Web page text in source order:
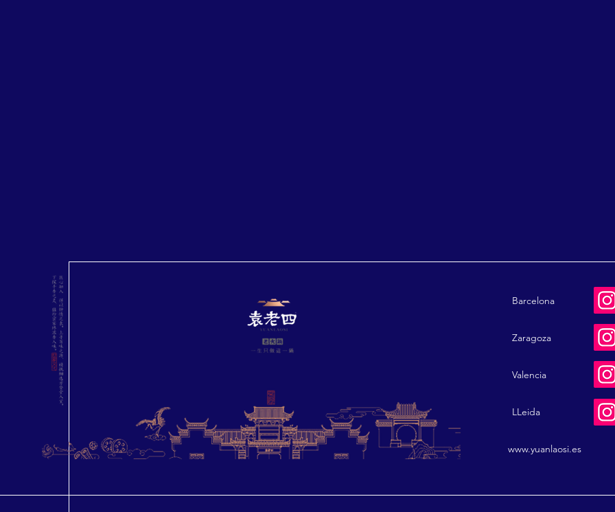
Barcelona
Zaragoza
Valencia
LLeida
www.yuanlaosi.es